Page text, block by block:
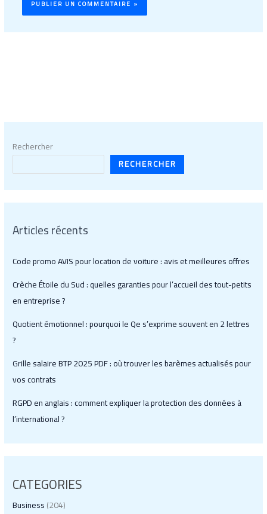
Rechercher
RECHERCHER
Articles récents
Code promo AVIS pour location de voiture : avis et meilleures offres
Crèche Étoile du Sud : quelles garanties pour l’accueil des tout-petits
en entreprise ?
Quotient émotionnel : pourquoi le Qe s’exprime souvent en 2 lettres
?
Grille salaire BTP 2025 PDF : où trouver les barèmes actualisés pour
vos contrats
RGPD en anglais : comment expliquer la protection des données à
l’international ?
CATEGORIES
Business(204)